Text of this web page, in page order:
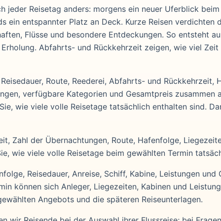
jeder Reisetag anders: morgens ein neuer Uferblick
ein entspannter Platz an Deck. Kurze Reisen verdichten
Flüsse und besondere Entdeckungen. So entsteht
Abfahrts- und Rückkehrzeit zeigen, wie viel
Route, Reederei, Abfahrts- und Rückkehrzeit,
verfügbare Kategorien und Gesamtpreis zusammen
wie viele volle Reisetage tatsächlich enthalten sind.
Zahl der Übernachtungen, Route, Hafenfolge,
wie viele volle Reisetage beim gewählten Termin
Reisedauer, Anreise, Schiff, Kabine, Leistungen und
können sich Anleger, Liegezeiten, Kabinen und
Angebots und die späteren Reiseunterlagen.